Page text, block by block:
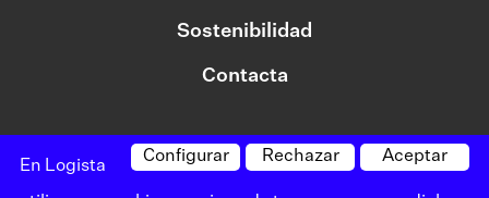
Sostenibilidad
Contacta
©logista Todos los derechos reservados
Aviso legal
Aceptar
Rechazar
Configurar
En Logista